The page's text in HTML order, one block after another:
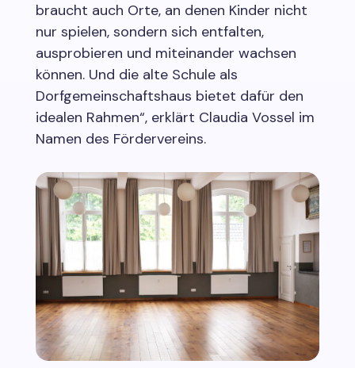
braucht auch Orte, an denen Kinder nicht
nur spielen, sondern sich entfalten,
ausprobieren und miteinander wachsen
können. Und die alte Schule als
Dorfgemeinschaftshaus bietet dafür den
idealen Rahmen“, erklärt Claudia Vossel im
Namen des Fördervereins.